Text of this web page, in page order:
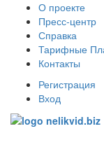
О проекте
Пресс-центр
Справка
Тарифные
Контакты
Регистрация
Вход